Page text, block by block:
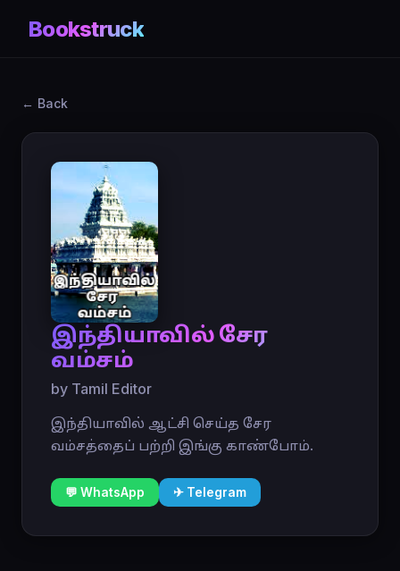
Bookstruck
← Back
இந்தியாவில் சேர
வம்சம்
by Tamil Editor
இந்தியாவில் ஆட்சி செய்த சேர
வம்சத்தைப் பற்றி இங்கு காண்போம்.
💬 WhatsApp ✈ Telegram